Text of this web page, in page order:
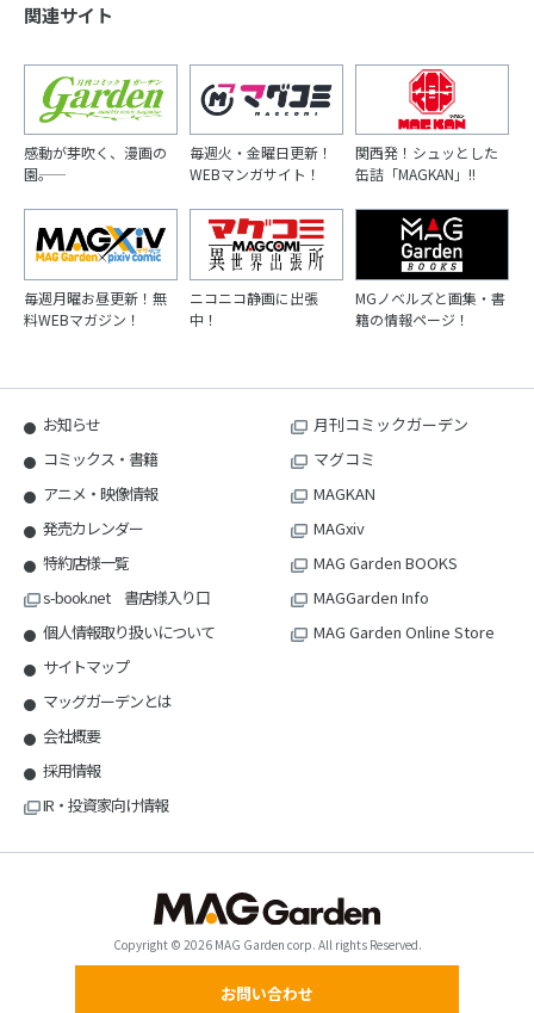
関連サイト
感動が芽吹く、漫画の
園――。
毎週火・金曜日更新！
WEBマンガサイト！
関西発！シュッとした
缶詰「MAGKAN」!!
毎週月曜お昼更新！無
料WEBマガジン！
ニコニコ静画に出張
中！
MGノベルズと画集・書
籍の情報ページ！
お知らせ
コミックス・書籍
アニメ・映像情報
発売カレンダー
特約店様一覧
s-book.net 書店様入り口
個人情報取り扱いについて
サイトマップ
マッグガーデンとは
会社概要
採用情報
IR・投資家向け情報
月刊コミックガーデン
マグコミ
MAGKAN
MAGxiv
MAG Garden BOOKS
MAGGarden Info
MAG Garden Online Store
Copyright © 2026 MAG Garden corp. All rights Reserved.
お問い合わせ